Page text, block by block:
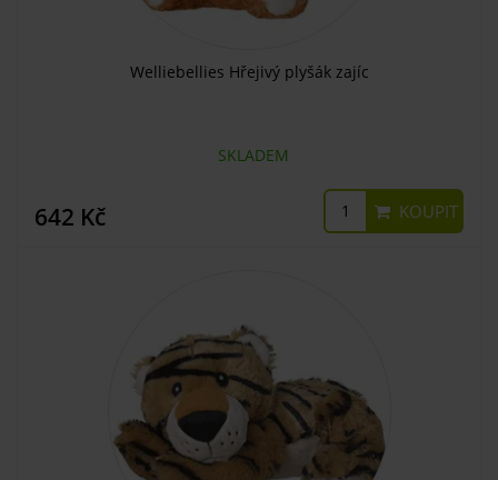
Welliebellies Hřejivý plyšák zajíc
SKLADEM
642 Kč KOUPIT